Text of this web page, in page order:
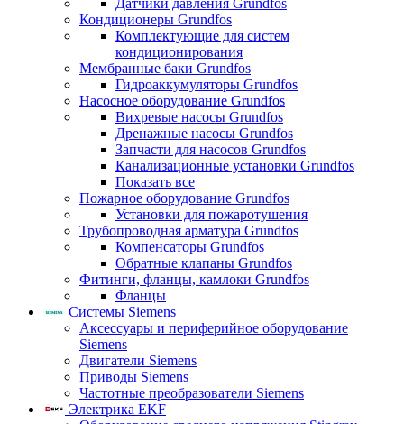
Датчики давления Grundfos
Кондиционеры Grundfos
Комплектующие для систем
кондиционирования
Мембранные баки Grundfos
Гидроаккумуляторы Grundfos
Насосное оборудование Grundfos
Вихревые насосы Grundfos
Дренажные насосы Grundfos
Запчасти для насосов Grundfos
Канализационные установки Grundfos
Показать все
Пожарное оборудование Grundfos
Установки для пожаротушения
Трубопроводная арматура Grundfos
Компенсаторы Grundfos
Обратные клапаны Grundfos
Фитинги, фланцы, камлоки Grundfos
Фланцы
Системы Siemens
Аксессуары и периферийное оборудование
Siemens
Двигатели Siemens
Приводы Siemens
Частотные преобразователи Siemens
Электрика EKF